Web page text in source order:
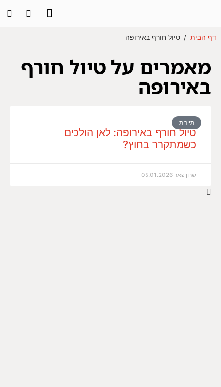
דף הבית / טיול חורף באירופה
מאמרים על טיול חורף
באירופה
תיירות
טיול חורף באירופה: לאן הולכים
כשמתקרר בחוץ?
שרון פאר 05.01.2026